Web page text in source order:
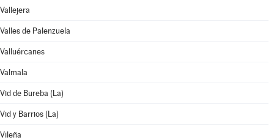
Vallejera
Valles de Palenzuela
Valluércanes
Valmala
Vid de Bureba (La)
Vid y Barrios (La)
Vileña